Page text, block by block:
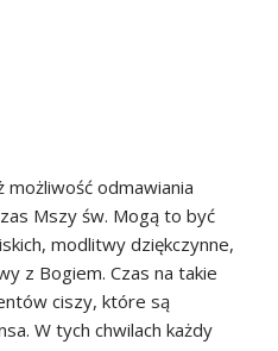
odmawiania
Mszy św. Mogą to być
modlitwy dziękczynne,
z Bogiem. Czas na takie
ciszy, które są
W tych chwilach każdy